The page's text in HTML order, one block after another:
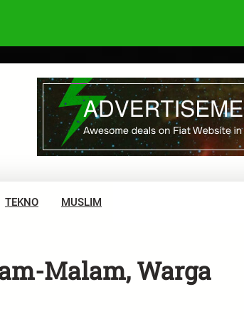
TEKNO MUSLIM
Malam, Warga